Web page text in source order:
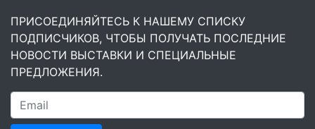
ПРИСОЕДИНЯЙТЕСЬ К НАШЕМУ СПИСКУ
ПОДПИСЧИКОВ, ЧТОБЫ ПОЛУЧАТЬ ПОСЛЕДНИЕ
НОВОСТИ ВЫСТАВКИ И СПЕЦИАЛЬНЫЕ
ПРЕДЛОЖЕНИЯ.